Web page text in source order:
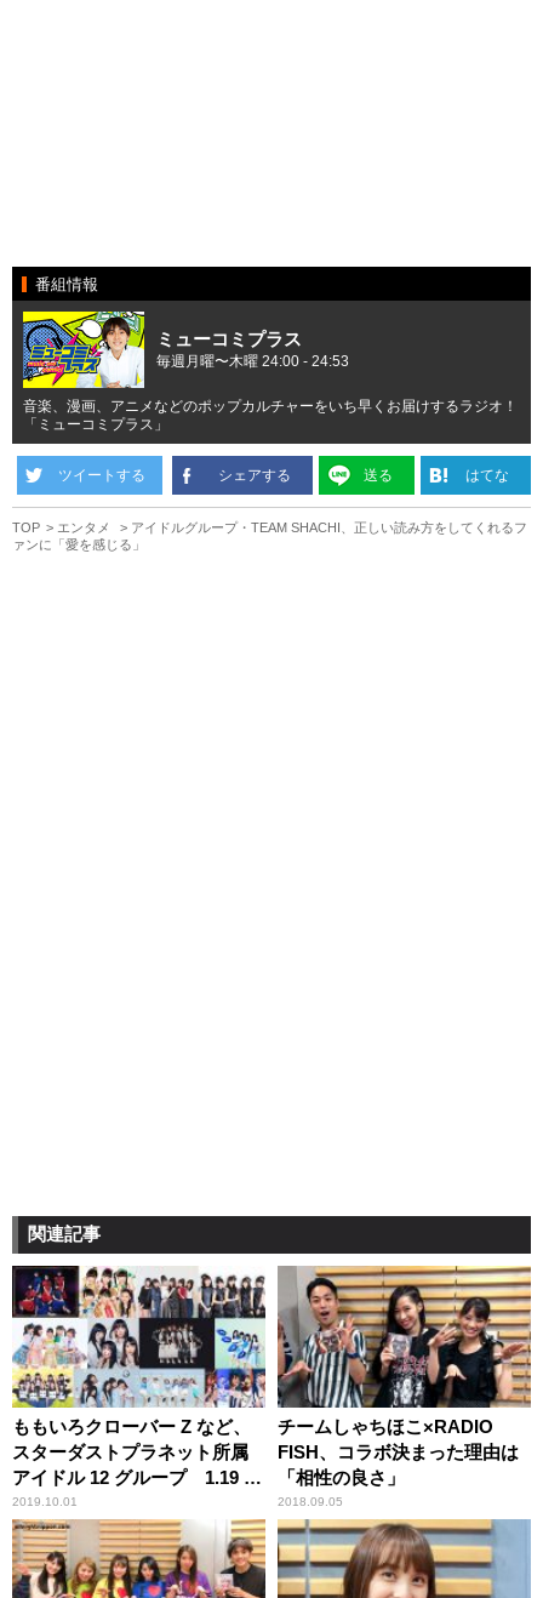
番組情報
ミューコミプラス
毎週月曜〜木曜 24:00 - 24:53
音楽、漫画、アニメなどのポップカルチャーをいち早くお届けするラジオ！
「ミューコミプラス」
ツイートする シェアする 送る はてな
TOP エンタメ
アイドルグループ・TEAM SHACHI、正しい読み方をしてくれるフ
ァンに「愛を感じる」
関連記事
ももいろクローバー Z など、
スターダストプラネット所属
アイドル 12 グループ 1.19 横
浜アリーナに集結！～ニッポ
ン放送「ミューコミプラス」
番組イベント
2019.10.01
チームしゃちほこ×RADIO
FISH、コラボ決まった理由は
「相性の良さ」
2018.09.05